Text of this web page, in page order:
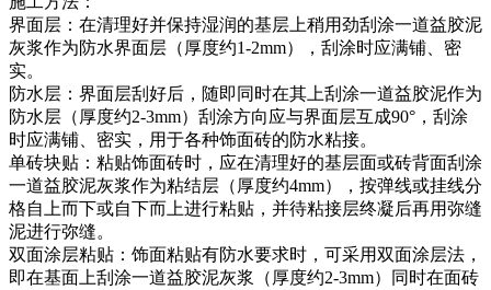
界面层：在清理好并保持湿润的基层上稍用劲刮涂一道益胶泥
灰浆作为防水界面层（厚度约1-2mm），刮涂时应满铺、密
实。
防水层：界面层刮好后，随即同时在其上刮涂一道益胶泥作为
防水层（厚度约2-3mm）刮涂方向应与界面层互成90°，刮涂
时应满铺、密实，用于各种饰面砖的防水粘接。
单砖块贴：粘贴饰面砖时，应在清理好的基层面或砖背面刮涂
一道益胶泥灰浆作为粘结层（厚度约4mm），按弹线或挂线分
格自上而下或自下而上进行粘贴，并待粘接层终凝后再用弥缝
泥进行弥缝。
双面涂层粘贴：饰面粘贴有防水要求时，可采用双面涂层法，
即在基面上刮涂一道益胶泥灰浆（厚度约2-3mm）同时在面砖